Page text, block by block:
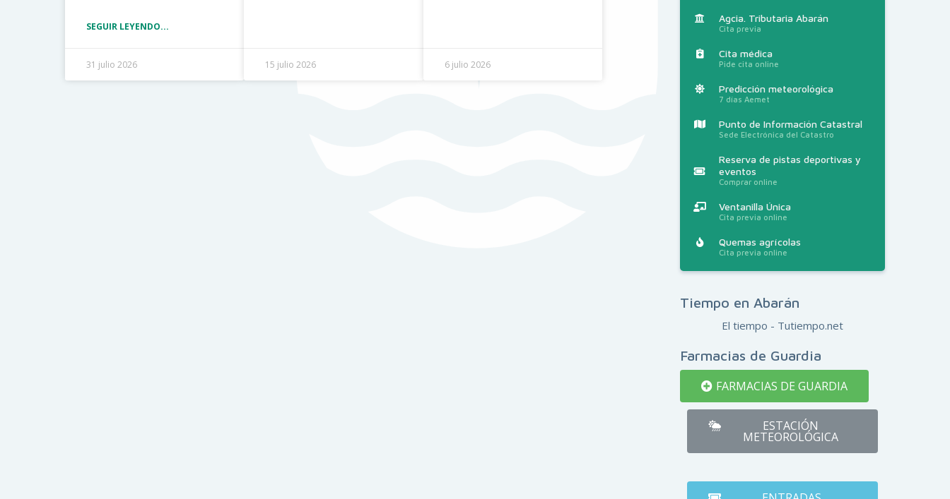
SEGUIR LEYENDO...
31 julio 2026 15 julio 2026 6 julio 2026
Agcia. Tributaria Abarán
Cita previa
Cita médica
Pide cita online
Predicción meteorológica
7 días Aemet
Punto de Información Catastral
Sede Electrónica del Catastro
Reserva de pistas deportivas y
eventos
Comprar online
Ventanilla Única
Cita previa online
Quemas agrícolas
Cita previa online
Tiempo en Abarán
El tiempo - Tutiempo.net
Farmacias de Guardia
FARMACIAS DE GUARDIA
ESTACIÓN
METEOROLÓGICA